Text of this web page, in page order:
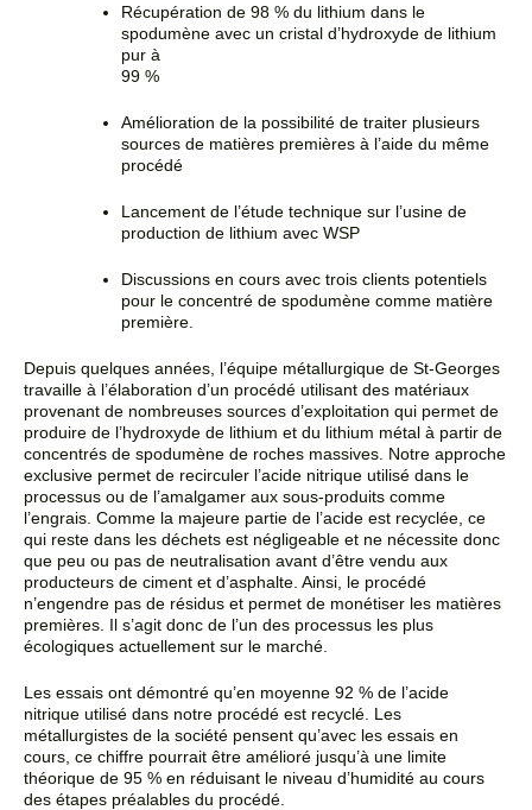
Récupération de 98 % du lithium dans le
spodumène avec un cristal d’hydroxyde de lithium
pur à
99 %
Amélioration de la possibilité de traiter plusieurs
sources de matières premières à l’aide du même
procédé
Lancement de l’étude technique sur l’usine de
production de lithium avec WSP
Discussions en cours avec trois clients potentiels
pour le concentré de spodumène comme matière
première.
Depuis quelques années, l’équipe métallurgique de St-Georges
travaille à l’élaboration d’un procédé utilisant des matériaux
provenant de nombreuses sources d’exploitation qui permet de
produire de l’hydroxyde de lithium et du lithium métal à partir de
concentrés de spodumène de roches massives. Notre approche
exclusive permet de recirculer l’acide nitrique utilisé dans le
processus ou de l’amalgamer aux sous-produits comme
l’engrais. Comme la majeure partie de l’acide est recyclée, ce
qui reste dans les déchets est négligeable et ne nécessite donc
que peu ou pas de neutralisation avant d’être vendu aux
producteurs de ciment et d’asphalte. Ainsi, le procédé
n’engendre pas de résidus et permet de monétiser les matières
premières. Il s’agit donc de l’un des processus les plus
écologiques actuellement sur le marché
Les essais ont démontré qu’en moyenne 92 % de l’acide
nitrique utilisé dans notre procédé est recyclé. Les
métallurgistes de la société pensent qu’avec les essais en
cours, ce chiffre pourrait être amélioré jusqu’à une limite
théorique de 95 % en réduisant le niveau d’humidité au cours
des étapes préalables du procédé.